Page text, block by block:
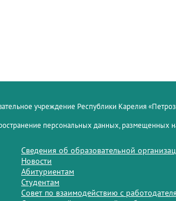
учреждение Республики Карелия
персональных данных, размещенных
Сведения об образовательной
Новости
Абитуриентам
Студентам
Совет по взаимодействию с